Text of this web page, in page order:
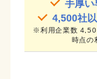
手厚い
4,500社
※利用企業数
時点の